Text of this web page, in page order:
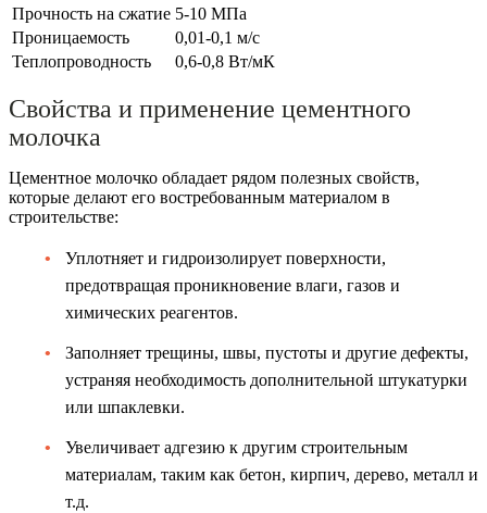
Прочность на сжатие 5-10 МПа
Проницаемость
0,01-0,1 м/с
Теплопроводность
0,6-0,8 Вт/мК
Свойства и применение цементного
молочка
Цементное молочко обладает рядом полезных свойств,
которые делают его востребованным материалом в
строительстве:
Уплотняет и гидроизолирует поверхности,
предотвращая проникновение влаги, газов и
химических реагентов.
Заполняет трещины, швы, пустоты и другие дефекты,
устраняя необходимость дополнительной штукатурки
или шпаклевки.
Увеличивает адгезию к другим строительным
материалам, таким как бетон, кирпич, дерево, металл и
т.д.